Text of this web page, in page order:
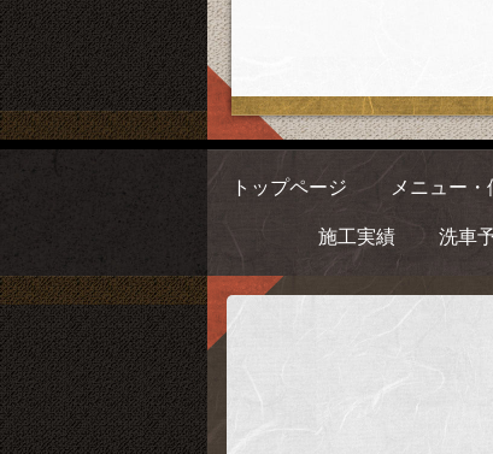
トップページ メニュー・
施工実績 洗車